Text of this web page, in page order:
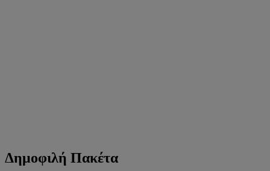
Δημοφιλή Πακέτα